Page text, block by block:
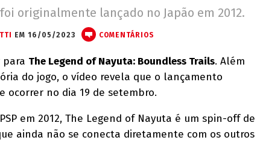
originalmente lançado no Japão em 2012.
EM 16/05/2023 COMENTÁRIOS
para The Legend of Nayuta: Boundless Trails. Além
do jogo, o vídeo revela que o lançamento
ocorrer no dia 19 de setembro.
em 2012, The Legend of Nayuta é um spin-off de
ainda não se conecta diretamente com os outros